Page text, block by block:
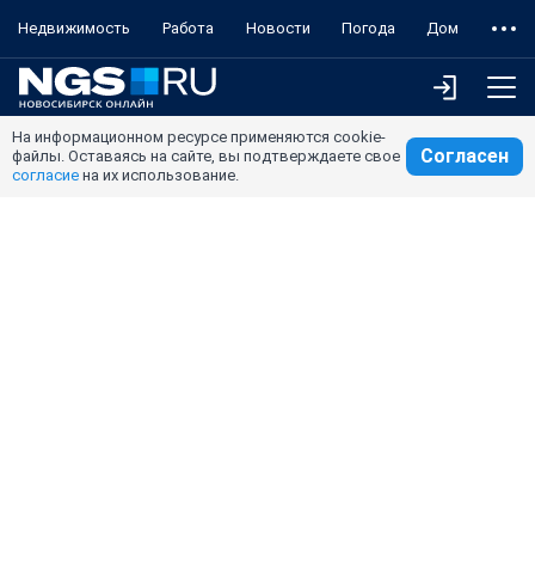
Недвижимость Работа Новости Погода Дом
На информационном ресурсе применяются cookie-
файлы. Оставаясь на сайте, вы подтверждаете свое
согласие на их использование.
Согласен